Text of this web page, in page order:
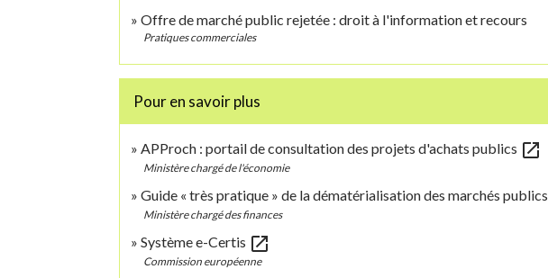
Offre de marché public rejetée : droit à l'information et recours
Pratiques commerciales
Pour en savoir plus
APProch : portail de consultation des projets d'achats publics open_in_new
Ministère chargé de l'économie
Guide « très pratique » de la dématérialisation des marchés publics
Ministère chargé des finances
Système e-Certis open_in_new
Commission européenne